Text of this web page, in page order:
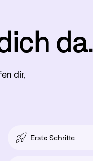
da.
dir,
Erste Schritte